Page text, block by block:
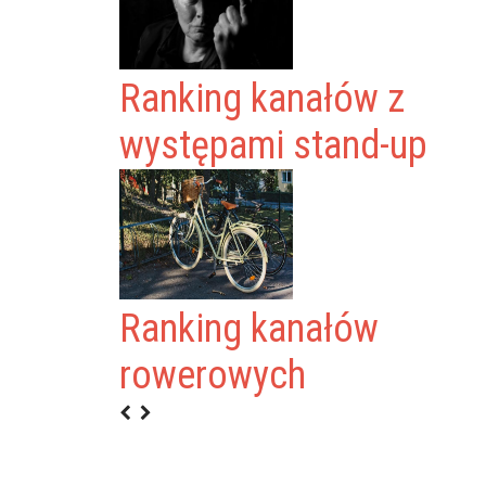
Ranking kanałów z
występami stand-up
Ranking kanałów
rowerowych